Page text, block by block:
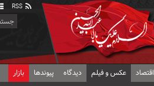
اقتصاد عکس و فیلم دیدگاه پیوندها بازار